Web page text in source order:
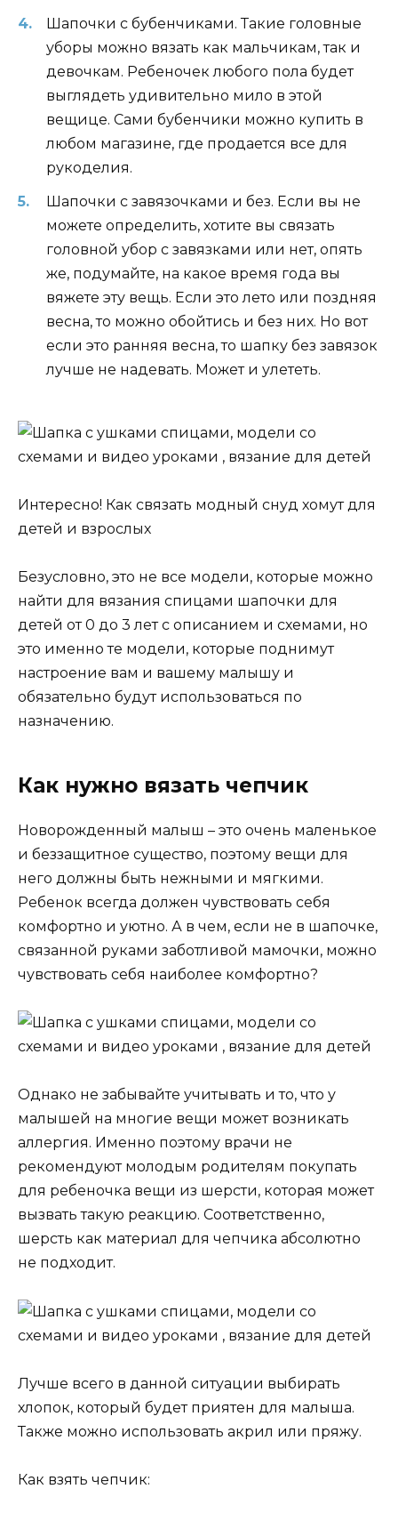
Шапочки с бубенчиками. Такие головные
уборы можно вязать как мальчикам, так и
девочкам. Ребеночек любого пола будет
выглядеть удивительно мило в этой
вещице. Сами бубенчики можно купить в
любом магазине, где продается все для
рукоделия.
Шапочки с завязочками и без. Если вы не
можете определить, хотите вы связать
головной убор с завязками или нет, опять
же, подумайте, на какое время года вы
вяжете эту вещь. Если это лето или поздняя
весна, то можно обойтись и без них. Но вот
если это ранняя весна, то шапку без завязок
лучше не надевать. Может и улететь.
Интересно! Как связать модный снуд хомут для
детей и взрослых
Безусловно, это не все модели, которые можно
найти для вязания спицами шапочки для
детей от 0 до 3 лет с описанием и схемами, но
это именно те модели, которые поднимут
настроение вам и вашему малышу и
обязательно будут использоваться по
назначению.
Как нужно вязать чепчик
Новорожденный малыш – это очень маленькое
и беззащитное существо, поэтому вещи для
него должны быть нежными и мягкими.
Ребенок всегда должен чувствовать себя
комфортно и уютно. А в чем, если не в шапочке,
связанной руками заботливой мамочки, можно
чувствовать себя наиболее комфортно?
Однако не забывайте учитывать и то, что у
малышей на многие вещи может возникать
аллергия. Именно поэтому врачи не
рекомендуют молодым родителям покупать
для ребеночка вещи из шерсти, которая может
вызвать такую реакцию. Соответственно,
шерсть как материал для чепчика абсолютно
не подходит.
Лучше всего в данной ситуации выбирать
хлопок, который будет приятен для малыша.
Также можно использовать акрил или пряжу.
Как взять чепчик: